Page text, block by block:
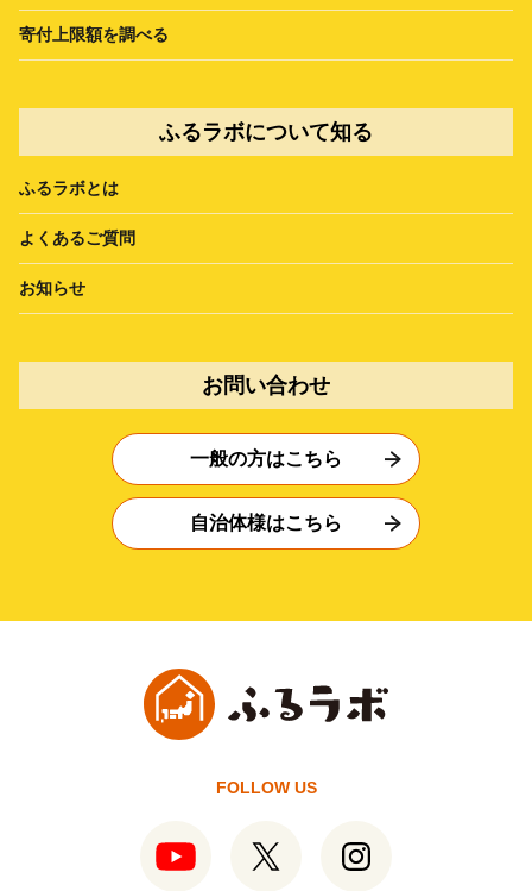
寄付上限額を調べる
ふるラボについて知る
ふるラボとは
よくあるご質問
お知らせ
お問い合わせ
一般の方はこちら
自治体様はこちら
FOLLOW US